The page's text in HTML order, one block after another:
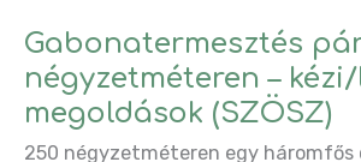
Gabonatermesztés
négyzetméteren –
megoldások (SZÖSZ)
250 négyzetméteren egy háromfős